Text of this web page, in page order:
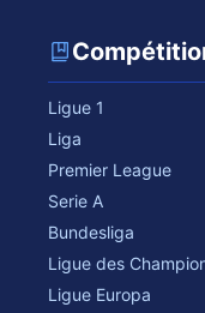
Ligue 1
Liga
Premier League
Serie A
Bundesliga
Ligue des
Ligue Europa